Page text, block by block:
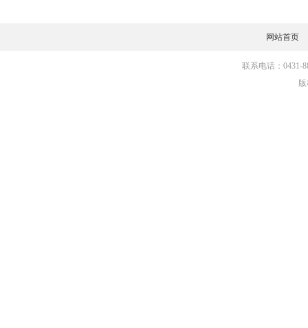
网站首页
联系电话：0431-